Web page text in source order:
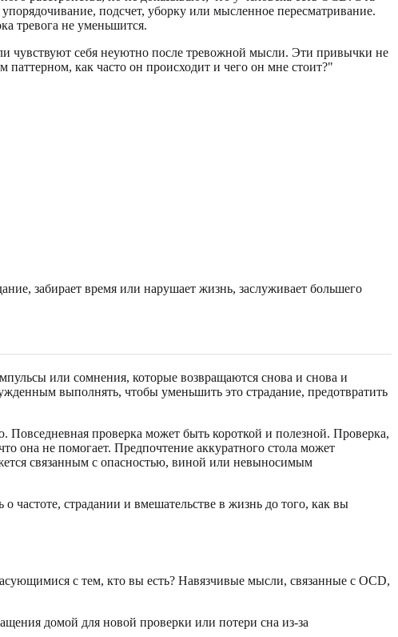
подсчет, уборку или мысленное пересматривание.
тревога не уменьшится.
чувствуют себя неуютно после тревожной мысли. Эти привычки не
как часто он происходит и чего он мне стоит?"
забирает время или нарушает жизнь, заслуживает большего
или сомнения, которые возвращаются снова и снова и
выполнять, чтобы уменьшить это страдание, предотвратить
проверка может быть короткой и полезной. Проверка,
она не помогает. Предпочтение аккуратного стола может
связанным с опасностью, виной или невыносимым
частоте, страдании и вмешательстве в жизнь до того, как вы
с тем, кто вы есть? Навязчивые мысли, связанные с OCD,
домой для новой проверки или потери сна из-за